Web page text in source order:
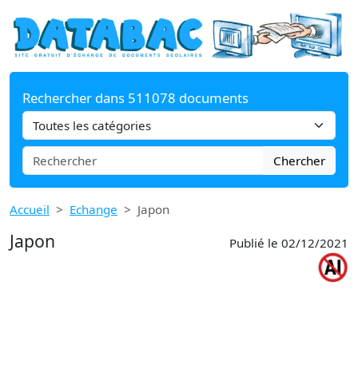
Rechercher dans 511078 documents
Chercher
Accueil Echange Japon
Japon Publié le 02/12/2021